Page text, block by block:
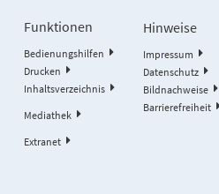
Funktionen
Bedienungshilfen
Drucken
Inhaltsverzeichnis
Mediathek
Extranet
Hinweise
Impressum
Datenschutz
Bildnachweise
Barrierefreiheit